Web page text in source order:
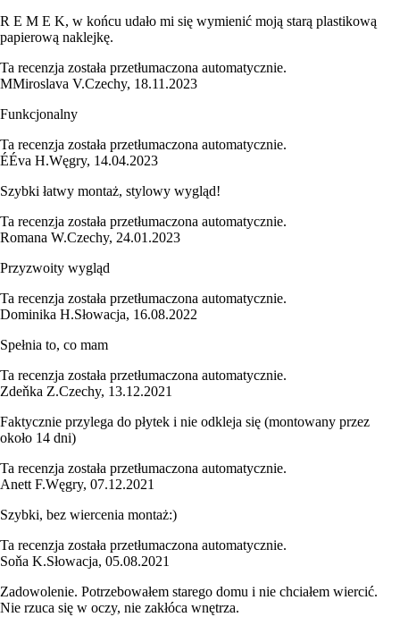
R E M E K, w końcu udało mi się wymienić moją starą plastikową
papierową naklejkę.
Ta recenzja została przetłumaczona automatycznie.
MMiroslava V.Czechy, 18.11.2023
Funkcjonalny
Ta recenzja została przetłumaczona automatycznie.
ÉÉva H.Węgry, 14.04.2023
Szybki łatwy montaż, stylowy wygląd!
Ta recenzja została przetłumaczona automatycznie.
Romana W.Czechy, 24.01.2023
Przyzwoity wygląd
Ta recenzja została przetłumaczona automatycznie.
Dominika H.Słowacja, 16.08.2022
Spełnia to, co mam
Ta recenzja została przetłumaczona automatycznie.
Zdeňka Z.Czechy, 13.12.2021
Faktycznie przylega do płytek i nie odkleja się (montowany przez
około 14 dni)
Ta recenzja została przetłumaczona automatycznie.
Anett F.Węgry, 07.12.2021
Szybki, bez wiercenia montaż:)
Ta recenzja została przetłumaczona automatycznie.
Soňa K.Słowacja, 05.08.2021
Zadowolenie. Potrzebowałem starego domu i nie chciałem wiercić.
Nie rzuca się w oczy, nie zakłóca wnętrza.